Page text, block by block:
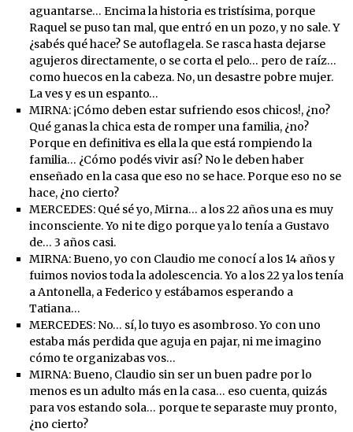
aguantarse… Encima la historia es tristísima, porque
Raquel se puso tan mal, que entró en un pozo, y no sale. Y
¿sabés qué hace? Se autoflagela. Se rasca hasta dejarse
agujeros directamente, o se corta el pelo… pero de raíz…
como huecos en la cabeza. No, un desastre pobre mujer.
La ves y es un espanto…
MIRNA: ¡Cómo deben estar sufriendo esos chicos!, ¿no?
Qué ganas la chica esta de romper una familia, ¿no?
Porque en definitiva es ella la que está rompiendo la
familia… ¿Cómo podés vivir así? No le deben haber
enseñado en la casa que eso no se hace. Porque eso no se
hace, ¿no cierto?
MERCEDES: Qué sé yo, Mirna… a los 22 años una es muy
inconsciente. Yo ni te digo porque ya lo tenía a Gustavo
de… 3 años casi.
MIRNA: Bueno, yo con Claudio me conocí a los 14 años y
fuimos novios toda la adolescencia. Yo a los 22 ya los tenía
a Antonella, a Federico y estábamos esperando a
Tatiana…
MERCEDES: No… sí, lo tuyo es asombroso. Yo con uno
estaba más perdida que aguja en pajar, ni me imagino
cómo te organizabas vos…
MIRNA: Bueno, Claudio sin ser un buen padre por lo
menos es un adulto más en la casa… eso cuenta, quizás
para vos estando sola… porque te separaste muy pronto,
¿no cierto?